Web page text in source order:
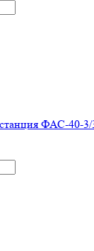
ФАС-40-